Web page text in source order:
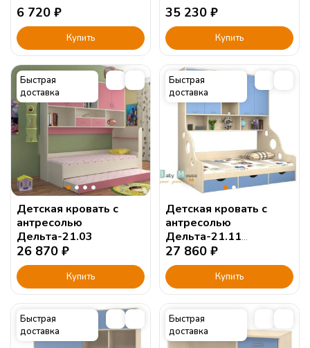
6 720 ₽
Купить
35 230 ₽
Купить
Быстрая
доставка
Детская кровать с
антресолью
Дельта-21.03
26 870 ₽
Купить
Быстрая
доставка
Детская кровать с
антресолью
Дельта-21.11
190х90см.
27 860 ₽
Купить
Быстрая
доставка
Быстрая
доставка